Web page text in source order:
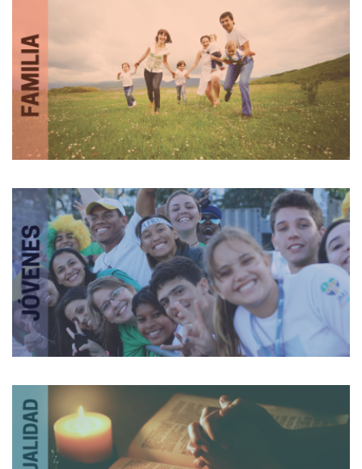
Reconciliación
Familia
Jóvenes